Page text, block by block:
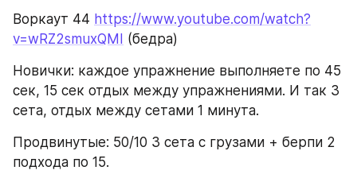
Воркаут 44 https://www.youtube.com/watch?
v=wRZ2smuxQMI
(бедра)
Новички: каждое упражнение выполняете по 45
сек, 15 сек отдых между упражнениями. И так 3
сета, отдых между сетами 1 минута.
Продвинутые: 50/10 3 сета с грузами + берпи 2
подхода по 15.